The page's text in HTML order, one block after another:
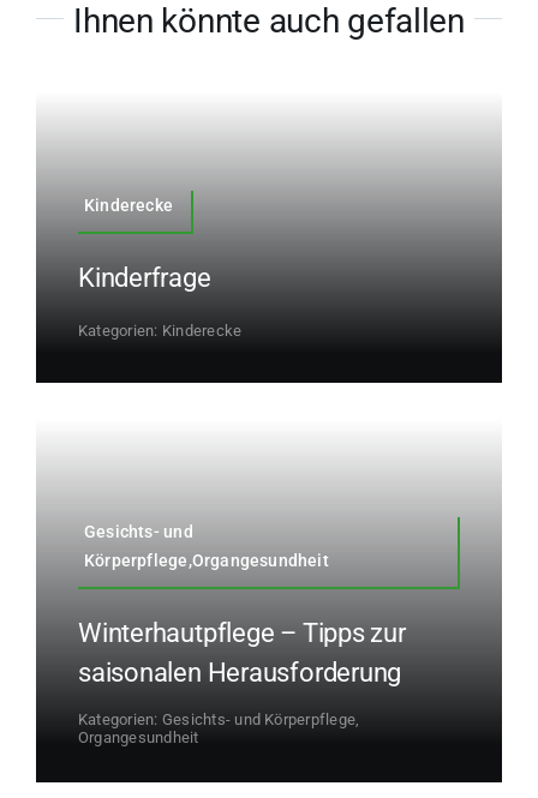
Ihnen könnte auch gefallen
Kinderecke
Kinderfrage
Kategorien: Kinderecke
Gesichts- und
Körperpflege,Organgesundheit
Winterhautpflege – Tipps zur
saisonalen Herausforderung
Kategorien: Gesichts- und Körperpflege,
Organgesundheit